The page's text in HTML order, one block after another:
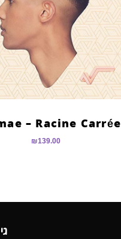
– Racine Carrée
₪139.00